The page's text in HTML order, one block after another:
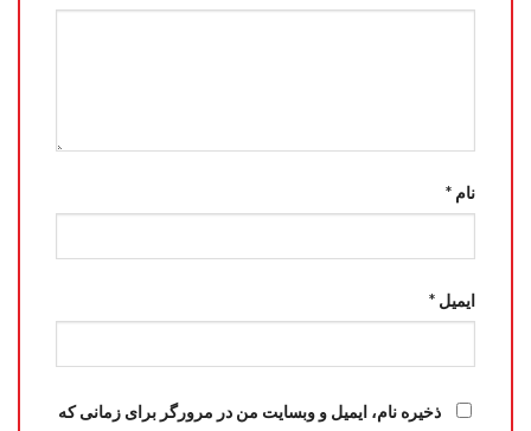
نام *
ایمیل *
ذخیره نام، ایمیل و وبسایت من در مرورگر برای زمانی که